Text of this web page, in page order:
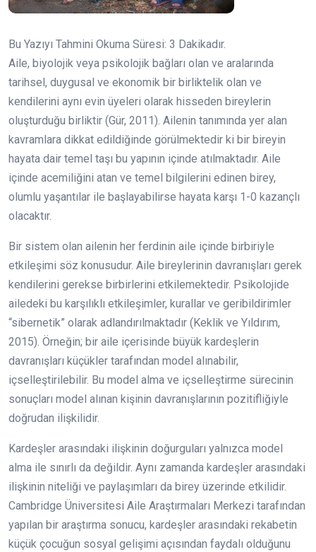
Bu Yazıyı Tahmini Okuma Süresi: 3 Dakikadır.
Aile, biyolojik veya psikolojik bağları olan ve aralarında
tarihsel, duygusal ve ekonomik bir birliktelik olan ve
kendilerini aynı evin üyeleri olarak hisseden bireylerin
oluşturduğu birliktir (Gür, 2011). Ailenin tanımında yer alan
kavramlara dikkat edildiğinde görülmektedir ki bir bireyin
hayata dair temel taşı bu yapının içinde atılmaktadır. Aile
içinde acemiliğini atan ve temel bilgilerini edinen birey,
olumlu yaşantılar ile başlayabilirse hayata karşı 1-0 kazançlı
olacaktır.
Bir sistem olan ailenin her ferdinin aile içinde birbiriyle
etkileşimi söz konusudur. Aile bireylerinin davranışları gerek
kendilerini gerekse birbirlerini etkilemektedir. Psikolojide
ailedeki bu karşılıklı etkileşimler, kurallar ve geribildirimler
“sibernetik” olarak adlandırılmaktadır (Keklik ve Yıldırım,
2015). Örneğin; bir aile içerisinde büyük kardeşlerin
davranışları küçükler tarafından model alınabilir,
içselleştirilebilir. Bu model alma ve içselleştirme sürecinin
sonuçları model alınan kişinin davranışlarının pozitifliğiyle
doğrudan ilişkilidir.
Kardeşler arasındaki ilişkinin doğurguları yalnızca model
alma ile sınırlı da değildir. Aynı zamanda kardeşler arasındaki
ilişkinin niteliği ve paylaşımları da birey üzerinde etkilidir.
Cambridge Üniversitesi Aile Araştırmaları Merkezi tarafından
yapılan bir araştırma sonucu, kardeşler arasındaki rekabetin
küçük çocuğun sosyal gelişimi açısından faydalı olduğunu